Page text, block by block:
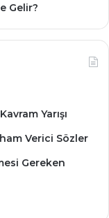
Gelir?
Yarışı
Verici Sözler
Gereken